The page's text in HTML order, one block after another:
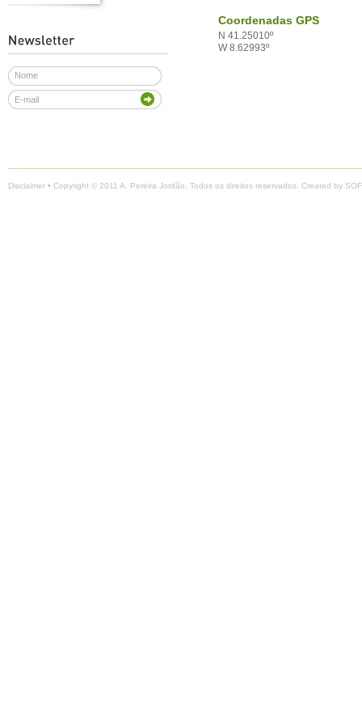
Coordenadas GPS
N 41.25010º
W 8.62993º
Disclaimer • Copyright © 2011 A. Pereira Jordão. Todos os direitos reservados. Created by